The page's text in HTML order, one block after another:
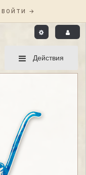
Действия